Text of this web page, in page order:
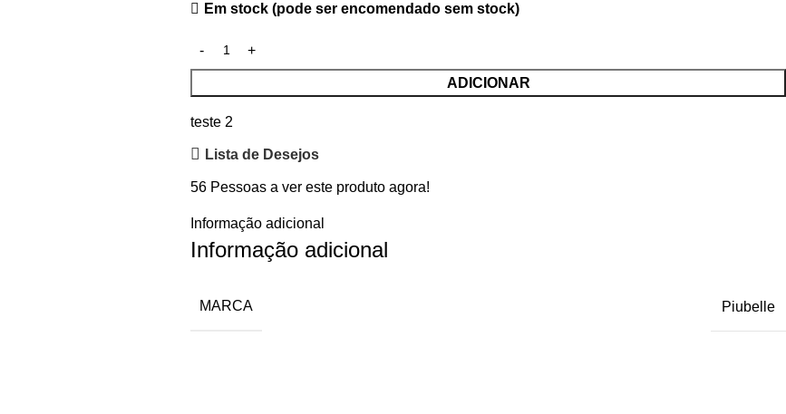
Em stock (pode ser encomendado sem stock)
ADICIONAR
teste 2
Lista de Desejos
56 Pessoas a ver este produto agora!
Informação adicional
Informação adicional
MARCA Piubelle